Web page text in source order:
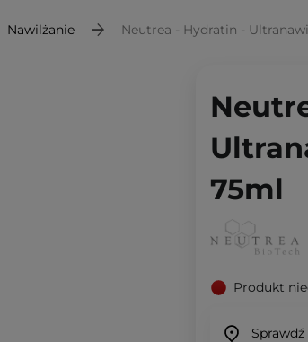
Nawilżanie Neutrea - Hydratin -
75ml
Produkt
Sprawdź